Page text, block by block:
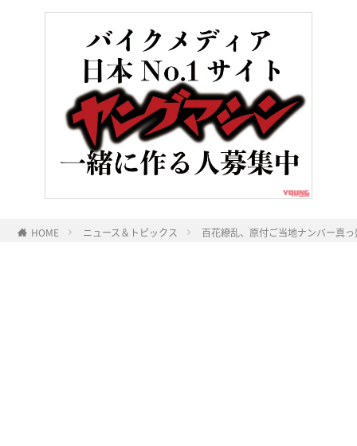
HOME ニュース＆トピックス 百花繚乱、原付ご当地ナンバー真